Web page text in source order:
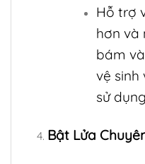
Hỗ trợ
hơn và
bám
vệ sinh
sử
Bật Lửa